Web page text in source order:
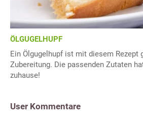
ÖLGUGELHUPF
Ein Ölgugelhupf ist mit diesem Rezept
Zubereitung. Die passenden Zutaten
zuhause!
User Kommentare